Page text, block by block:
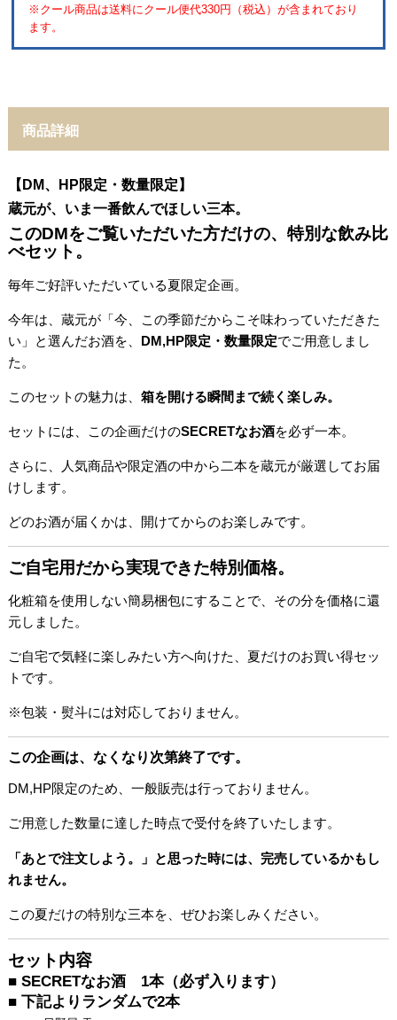
※クール商品は送料にクール便代330円（税込）が含まれており
ます。
商品詳細
【DM、HP限定・数量限定】
蔵元が、いま一番飲んでほしい三本。
このDMをご覧いただいた方だけの、特別な飲み比
べセット。
毎年ご好評いただいている夏限定企画。
今年は、蔵元が「今、この季節だからこそ味わっていただきた
い」と選んだお酒を、 DM,HP限定・数量限定でご用意しまし
た。
このセットの魅力は、 箱を開ける瞬間まで続く楽しみ。
セットには、この企画だけのSECRETなお酒を必ず一本。
さらに、人気商品や限定酒の中から二本を蔵元が厳選してお届
けします。
どのお酒が届くかは、開けてからのお楽しみです。
ご自宅用だから実現できた特別価格。
化粧箱を使用しない簡易梱包にすることで、その分を価格に還
元しました。
ご自宅で気軽に楽しみたい方へ向けた、夏だけのお買い得セッ
トです。
※包装・熨斗には対応しておりません。
この企画は、なくなり次第終了です。
DM,HP限定のため、一般販売は行っておりません。
ご用意した数量に達した時点で受付を終了いたします。
「あとで注文しよう。」と思った時には、完売しているかもし
れません。
この夏だけの特別な三本を、ぜひお楽しみください。
セット内容
■ SECRETなお酒 1本（必ず入ります）
■ 下記よりランダムで2本